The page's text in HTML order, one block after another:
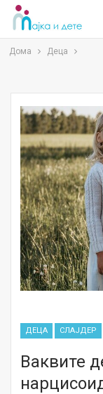
Дома Деца
ДЕЦА СЛАЈДЕР
Ваквите